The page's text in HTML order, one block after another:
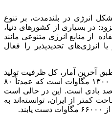
انرژی در بلندمدت، بر تنوع
در بسیاری از کشور‌های دنیا،
از منابع انرژی متنوعی مانند
انرژی‌های تجدیدپذیر را فعال
آخرین آمار، کل ظرفیت تولید
برق تجدیدپذیر در کشور ما حدود ۱۳۰۰ مگاوات است که عمدتاً ۸۰
خورشیدی و ۲۰ درصد بادی است. این در حالی است
کمتر از ایران، توانسته‌اند به